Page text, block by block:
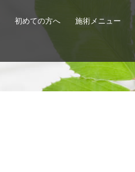
初めての方へ 施術メニュー